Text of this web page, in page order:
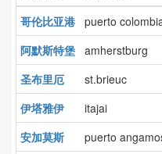
哥伦比亚港 puerto
阿默斯特堡 amherstburg
圣布里厄
st.brieuc
伊塔雅伊
itajai
安加莫斯
puerto